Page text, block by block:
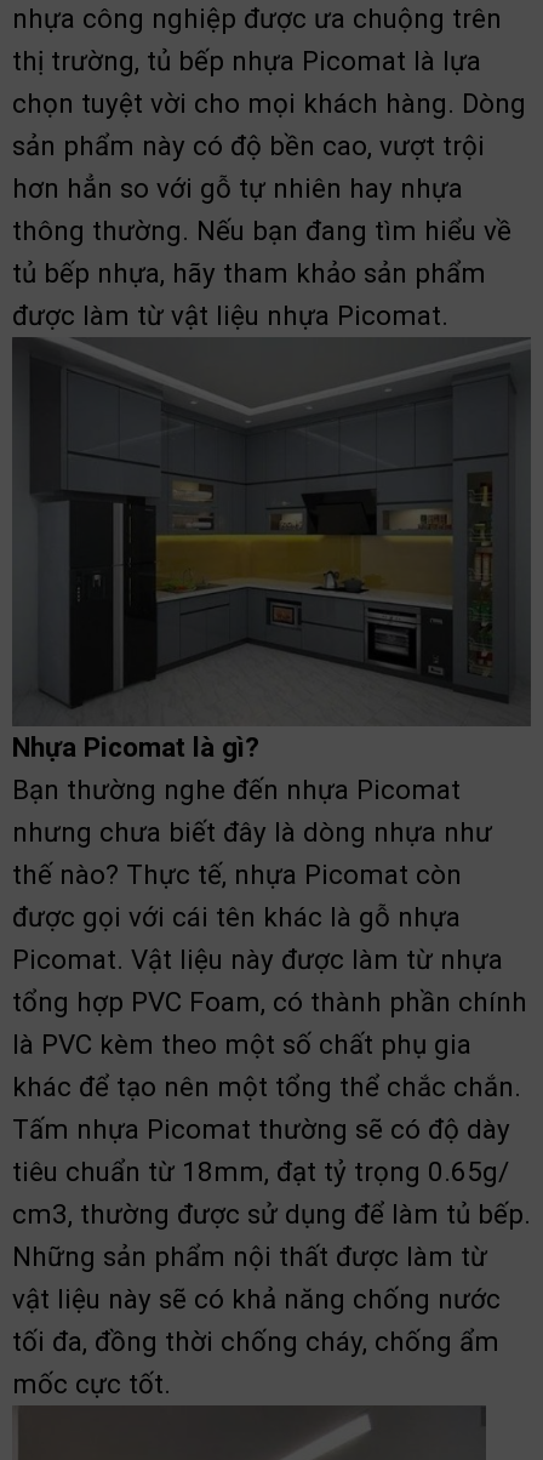
nhựa công nghiệp được ưa chuộng trên
thị trường, tủ bếp nhựa Picomat là lựa
chọn tuyệt vời cho mọi khách hàng. Dòng
sản phẩm này có độ bền cao, vượt trội
hơn hẳn so với gỗ tự nhiên hay nhựa
thông thường. Nếu bạn đang tìm hiểu về
tủ bếp nhựa, hãy tham khảo sản phẩm
được làm từ vật liệu nhựa Picomat.
Nhựa Picomat là gì?
Bạn thường nghe đến nhựa Picomat
nhưng chưa biết đây là dòng nhựa như
thế nào? Thực tế, nhựa Picomat còn
được gọi với cái tên khác là gỗ nhựa
Picomat. Vật liệu này được làm từ nhựa
tổng hợp PVC Foam, có thành phần chính
là PVC kèm theo một số chất phụ gia
khác để tạo nên một tổng thể chắc chắn.
Tấm nhựa Picomat thường sẽ có độ dày
tiêu chuẩn từ 18mm, đạt tỷ trọng 0.65g/
cm3, thường được sử dụng để làm tủ bếp.
Những sản phẩm nội thất được làm từ
vật liệu này sẽ có khả năng chống nước
tối đa, đồng thời chống cháy, chống ẩm
mốc cực tốt.